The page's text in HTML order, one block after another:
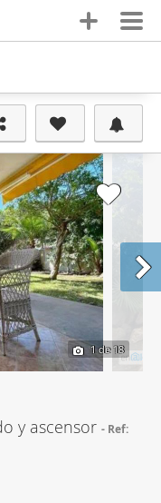
1de 18
y ascensor
Ref: